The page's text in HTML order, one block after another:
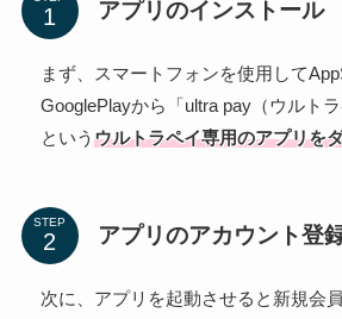
アプリのインストール
まず、スマートフォンを使用して
GooglePlayから「ultra pay（ウルト
という ウルトラペイ専用のアプリを
STEP
アプリのアカウント登
次に、アプリを起動させると新規会